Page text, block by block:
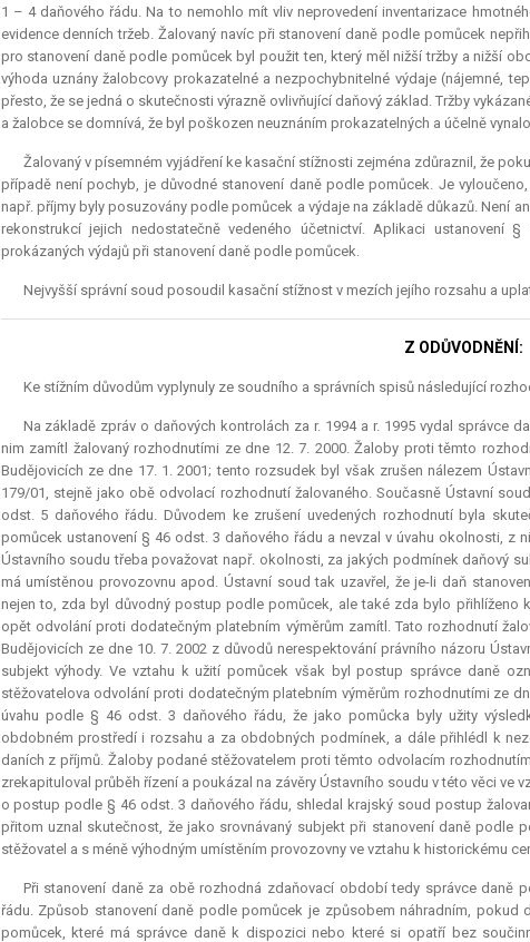
1 – 4 daňového řádu. Na to nemohlo mít vliv neprovedení inventarizace
evidence denních tržeb. Žalovaný navíc při stanovení daně podle pomůcek
pro stanovení daně podle pomůcek byl použit ten, který měl nižší tržby a nižší
výhoda uznány žalobcovy prokazatelné a nezpochybnitelné výdaje (nájemné,
přesto, že se jedná o skutečnosti výrazně ovlivňující daňový základ. Tržby
a žalobce se domnívá, že byl poškozen neuznáním prokazatelných a účelně
Žalovaný v písemném vyjádření ke kasační stížnosti zejména zdůraznil, že
případě není pochyb, je důvodné stanovení daně podle pomůcek. Je
např. příjmy byly posuzovány podle pomůcek a výdaje na základě důkazů. Není
rekonstrukcí jejich nedostatečně vedeného účetnictví. Aplikaci
prokázaných výdajů při stanovení daně podle pomůcek.
Nejvyšší správní soud posoudil kasační stížnost v mezích jejího rozsahu a
Z ODŮVODNĚNÍ:
Ke stížním důvodům vyplynuly ze soudního a správních spisů následující
Na základě zpráv o daňových kontrolách za r. 1994 a r. 1995 vydal správce
nim zamítl žalovaný rozhodnutími ze dne 12. 7. 2000. Žaloby proti těmto
Budějovicích ze dne 17. 1. 2001; tento rozsudek byl však zrušen nálezem
179/01, stejně jako obě odvolací rozhodnutí žalovaného. Současně Ústavní
odst. 5 daňového řádu. Důvodem ke zrušení uvedených rozhodnutí byla
pomůcek ustanovení § 46 odst. 3 daňového řádu a nevzal v úvahu okolnosti, z
Ústavního soudu třeba považovat např. okolnosti, za jakých podmínek daňový
má umístěnou provozovnu apod. Ústavní soud tak uzavřel, že je-li daň
nejen to, zda byl důvodný postup podle pomůcek, ale také zda bylo přihlíženo
opět odvolání proti dodatečným platebním výměrům zamítl. Tato rozhodnutí
Budějovicích ze dne 10. 7. 2002 z důvodů nerespektování právního názoru
subjekt výhody. Ve vztahu k užití pomůcek však byl postup správce daně
stěžovatelova odvolání proti dodatečným platebním výměrům rozhodnutími ze
úvahu podle § 46 odst. 3 daňového řádu, že jako pomůcka byly užity
obdobném prostředí i rozsahu a za obdobných podmínek, a dále přihlédl k
daních z příjmů. Žaloby podané stěžovatelem proti těmto odvolacím
zrekapituloval průběh řízení a poukázal na závěry Ústavního soudu v této věci
o postup podle § 46 odst. 3 daňového řádu, shledal krajský soud postup
přitom uznal skutečnost, že jako srovnávaný subjekt při stanovení daně podle
stěžovatel a s méně výhodným umístěním provozovny ve vztahu k historickému
Při stanovení daně za obě rozhodná zdaňovací období tedy správce daně
řádu. Způsob stanovení daně podle pomůcek je způsobem náhradním,
pomůcek, které má správce daně k dispozici nebo které si opatří bez